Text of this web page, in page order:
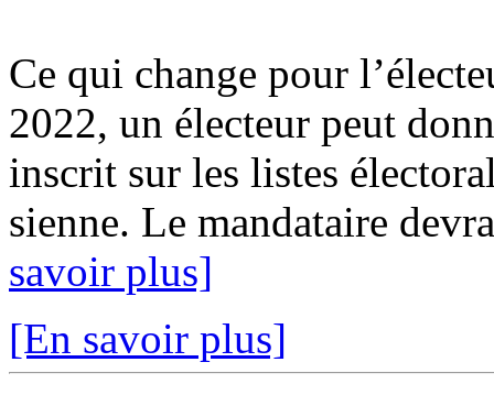
Ce qui change pour
2022, un électeur peut
inscrit sur les listes
sienne. Le mandataire
savoir plus]
[En savoir plus]